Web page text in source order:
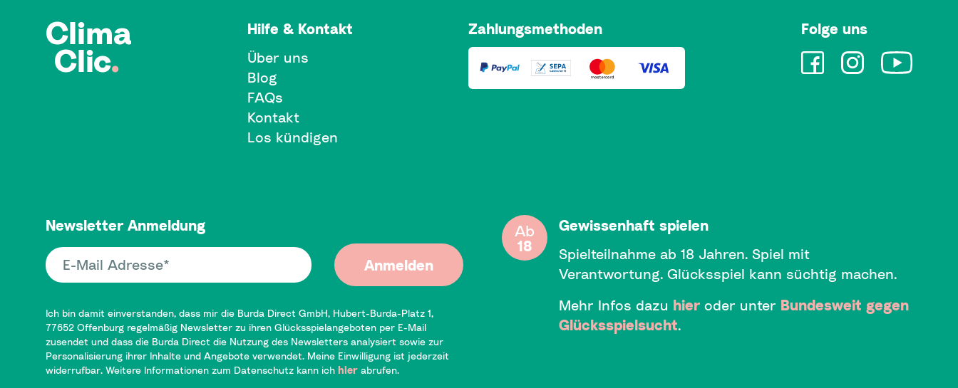
Clima
Clic.
Hilfe & Kontakt
Über uns
Blog
FAQs
Kontakt
Los kündigen
Zahlungsmethoden Folge uns
Newsletter Anmeldung
E-Mail Adresse Anmelden
Ich bin damit einverstanden, dass mir die Burda Direct GmbH, Hubert-Burda-Platz 1,
77652 Offenburg regelmäßig Newsletter zu ihren Glücksspielangeboten per E-Mail
zusendet und dass die Burda Direct die Nutzung des Newsletters analysiert sowie zur
Personalisierung ihrer Inhalte und Angebote verwendet. Meine Einwilligung ist jederzeit
widerrufbar. Weitere Informationen zum Datenschutz kann ich hier abrufen.
Ab
18
Gewissenhaft spielen
Spielteilnahme ab 18 Jahren. Spiel mit
Verantwortung. Glücksspiel kann süchtig machen.
Mehr Infos dazu hier oder unter Bundesweit gegen
Glücksspielsucht.